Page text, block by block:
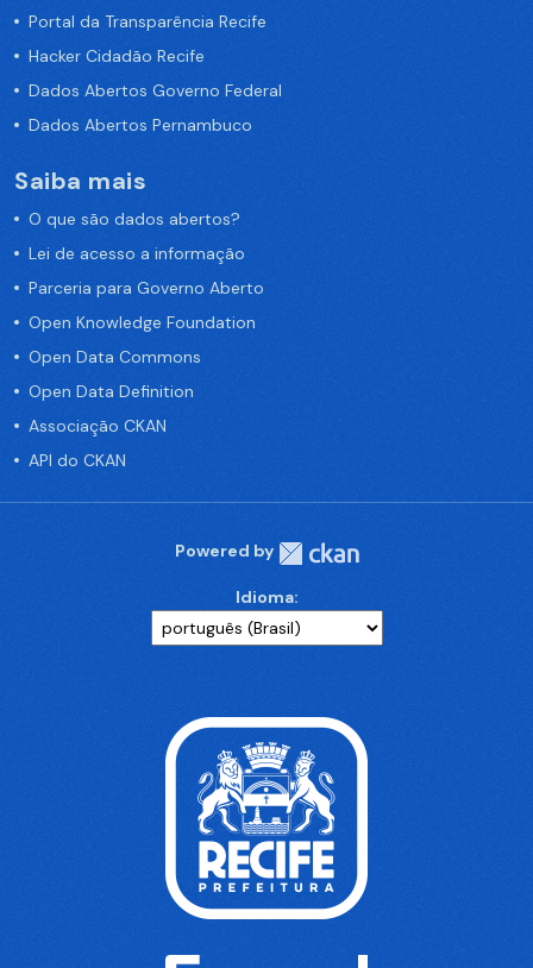
Portal da Transparência Recife
Hacker Cidadão Recife
Dados Abertos Governo Federal
Dados Abertos Pernambuco
Saiba mais
O que são dados abertos?
Lei de acesso a informação
Parceria para Governo Aberto
Open Knowledge Foundation
Open Data Commons
Open Data Definition
Associação CKAN
API do CKAN
Powered by
Idioma